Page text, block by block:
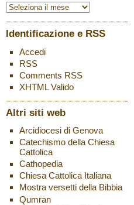
Identificazione e RSS
Accedi
RSS
Comments RSS
XHTMLValido
Altri siti web
Arcidiocesi di Genova
Catechismo della Chiesa
Cattolica
Cathopedia
Chiesa Cattolica Italiana
Mostra versetti della Bibbia
Qumran